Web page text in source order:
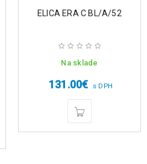
ELICA ERA C BL/A/52
Na sklade
131.00€ s DPH